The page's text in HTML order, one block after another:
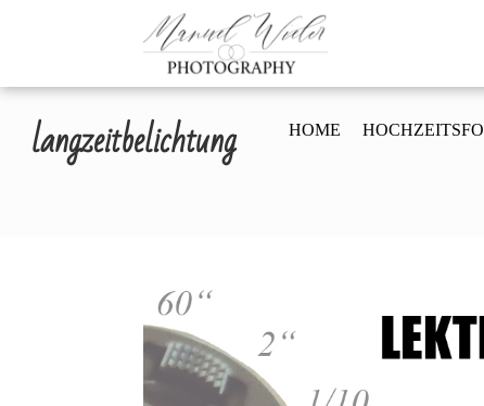
HOME
langzeitbelichtung